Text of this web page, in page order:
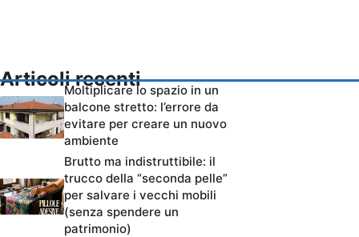
Articoli recenti
Moltiplicare lo spazio in un
balcone stretto: l’errore da
evitare per creare un nuovo
ambiente
Brutto ma indistruttibile: il
trucco della “seconda pelle”
per salvare i vecchi mobili
(senza spendere un
patrimonio)